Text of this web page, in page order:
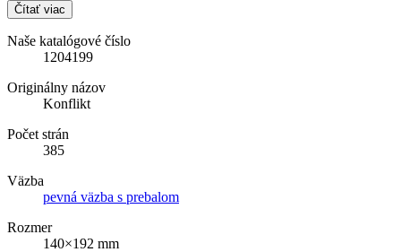
Čítať viac
Naše katalógové číslo
1204199
Originálny názov
Konflikt
Počet strán
385
Väzba
pevná väzba s prebalom
Rozmer
140×192 mm